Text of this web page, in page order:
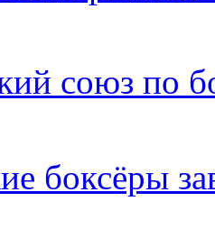
союз по
боксёры